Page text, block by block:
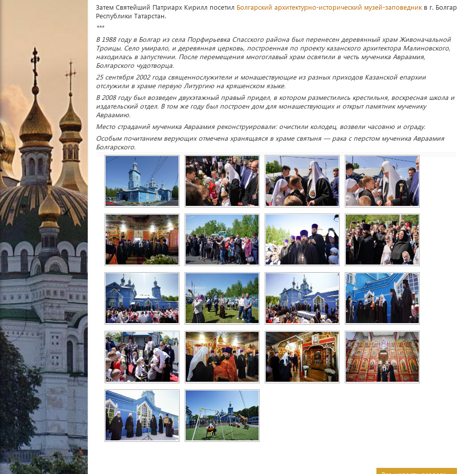
Затем Святейший Патриарх Кирилл посетил Болгарский архитектурно-исторический музей-заповедник в г. Болгар
Республики Татарстан.
***
В 1988 году в Болгар из села Порфирьевка Спасского района был перенесен деревянный храм Живоначальной
Троицы. Село умирало, и деревянная церковь, построенная по проекту казанского архитектора Малиновского,
находилась в запустении. После перемещения многоглавый храм освятили в честь мученика Авраамия,
Болгарского чудотворца.
25 сентября 2002 года священнослужители и монашествующие из разных приходов Казанской епархии
отслужили в храме первую Литургию на кряшенском языке.
В 2008 году был возведен двухэтажный правый придел, в котором разместились крестильня, воскресная школа и
издательский отдел. В том же году был построен дом для монашествующих и открыт памятник мученику
Авраамию.
Место страданий мученика Авраамия реконструировали: очистили колодец, возвели часовню и ограду.
Особым почитанием верующих отмечена хранящаяся в храме святыня — рака с перстом мученика Авраамия
Болгарского.